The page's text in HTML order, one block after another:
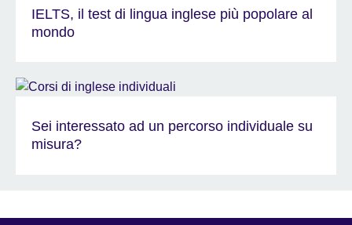
IELTS, il test di lingua inglese più popolare al
mondo
Sei interessato ad un percorso individuale su
misura?